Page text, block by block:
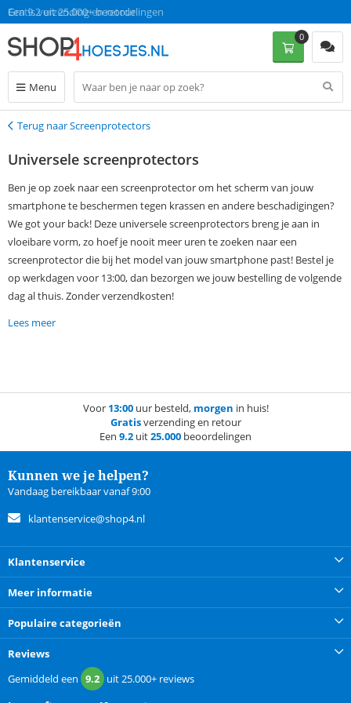
Gratis verzending en retour
Een 9.2 uit 25.000+ beoordelingen
Menu
0
Terug
Terug naar Screenprotectors
Universele screenprotectors
Ben je op zoek naar een screenprotector om het scherm van jouw
smartphone te beschermen tegen krassen en andere beschadigingen?
We got your back! Deze universele screenprotectors breng je aan in
vloeibare vorm, zo hoef je nooit meer uren te zoeken naar een
screenprotector die bij het model van jouw smartphone past! Bestel je
op werkdagen voor 13:00, dan bezorgen we jouw bestelling de volgende
dag al thuis. Zonder verzendkosten!
Lees meer
Voor 13:00uur besteld, morgen in huis!
Gratisverzending en retour
Een 9.2 uit25.000 beoordelingen
Kunnen we je helpen?
Vandaag bereikbaar vanaf 9:00
klantenservice@shop4.nl
Klantenservice
Meer informatie
Populaire categorieën
Reviews
Gemiddeld een 9.2 uit25.000+ reviews